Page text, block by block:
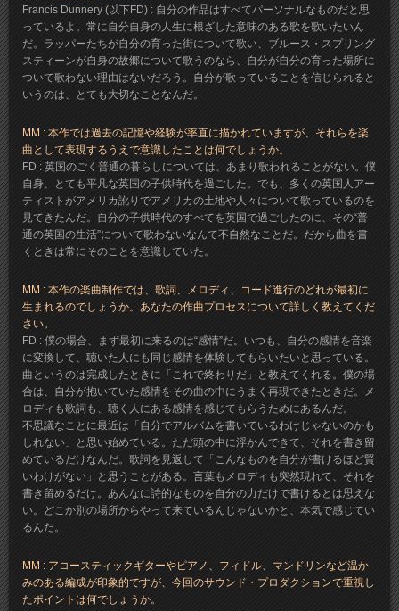
Francis Dunnery (以下FD) : 自分の作品はすべてパーソナルなものだと思
っているよ。常に自分自身の人生に根ざした意味のある歌を歌いたいん
だ。ラッパーたちが自分の育った街について歌い、ブルース・スプリング
スティーンが自身の故郷について歌うのなら、自分が自分の育った場所に
ついて歌わない理由はないだろう。自分が歌っていることを信じられると
いうのは、とても大切なことなんだ。
MM : 本作では過去の記憶や経験が率直に描かれていますが、それらを楽
曲として表現するうえで意識したことは何でしょうか。
FD : 英国のごく普通の暮らしについては、あまり歌われることがない。僕
自身、とても平凡な英国の子供時代を過ごした。でも、多くの英国人アー
ティストがアメリカ訛りでアメリカの土地や人々について歌っているのを
見てきたんだ。自分の子供時代のすべてを英国で過ごしたのに、その“普
通の英国の生活”について歌わないなんて不自然なことだ。だから曲を書
くときは常にそのことを意識していた。
MM : 本作の楽曲制作では、歌詞、メロディ、コード進行のどれが最初に
生まれるのでしょうか。あなたの作曲プロセスについて詳しく教えてくだ
さい。
FD : 僕の場合、まず最初に来るのは“感情”だ。いつも、自分の感情を音楽
に変換して、聴いた人にも同じ感情を体験してもらいたいと思っている。
曲というのは完成したときに「これで終わりだ」と教えてくれる。僕の場
合は、自分が抱いていた感情をその曲の中にうまく再現できたときだ。メ
ロディも歌詞も、聴く人にある感情を感じてもらうためにあるんだ。
不思議なことに最近は「自分でアルバムを書いているわけじゃないのかも
しれない」と思い始めている。ただ頭の中に浮かんできて、それを書き留
めているだけなんだ。歌詞を見返して「こんなものを自分が書けるほど賢
いわけがない」と思うことがある。言葉もメロディも突然現れて、それを
書き留めるだけ。あんなに詩的なものを自分の力だけで書けるとは思えな
い。どこか別の場所からやって来ているんじゃないかと、本気で感じてい
るんだ。
MM : アコースティックギターやピアノ、フィドル、マンドリンなど温か
みのある編成が印象的ですが、今回のサウンド・プロダクションで重視し
たポイントは何でしょうか。